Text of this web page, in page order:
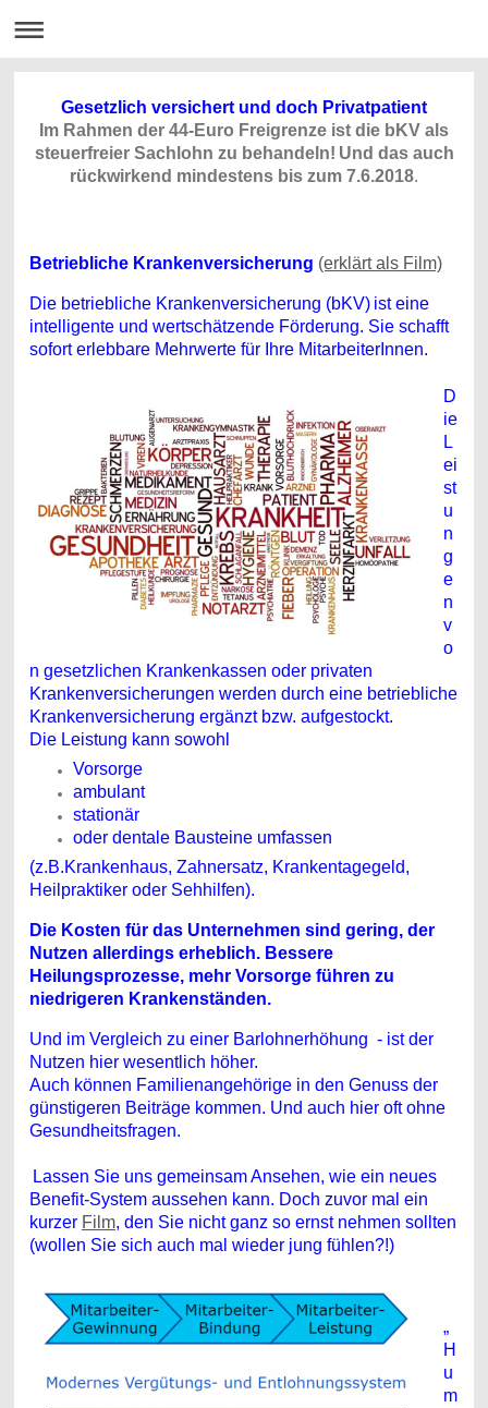
Gesetzlich versichert und doch Privatpatient
Im Rahmen der 44-Euro Freigrenze ist die bKV als
steuerfreier Sachlohn zu behandeln! Und das auch
rückwirkend mindestens bis zum 7.6.2018.
Betriebliche Krankenversicherung (erklärt als Film)
Die betriebliche Krankenversicherung (bKV) ist eine
intelligente und wertschätzende Förderung. Sieschafft
sofort erlebbare Mehrwerte für Ihre MitarbeiterInnen.
D
ie
L
ei
st
u
n
g
e
n
v
o
n gesetzlichen Krankenkassen oder privaten
Krankenversicherungen werden durch eine betriebliche
Krankenversicherung ergänzt bzw. aufgestockt.
Die Leistung kann sowohl
Vorsorge
ambulant
stationär
oder dentale Bausteine umfassen
(z.B.Krankenhaus, Zahnersatz, Krankentagegeld,
Heilpraktiker oder Sehhilfen).
Die Kosten für das Unternehmen sind gering, der
Nutzen allerdings erheblich. Bessere
Heilungsprozesse, mehr Vorsorge führen zu
niedrigeren Krankenständen.
Und im Vergleich zu einer Barlohnerhöhung - ist der
Nutzen hier wesentlich höher.
Auch können Familienangehörige in den Genuss der
günstigeren Beiträge kommen. Und auch hier oft ohne
Gesundheitsfragen.
Lassen Sie uns gemeinsam Ansehen, wie ein neues
Benefit-System aussehen kann. Doch zuvor mal ein
kurzer Film, den Sie nicht ganz so ernst nehmen sollten
(wollen Sie sich auch mal wieder jung fühlen?!)
„
H
u
m